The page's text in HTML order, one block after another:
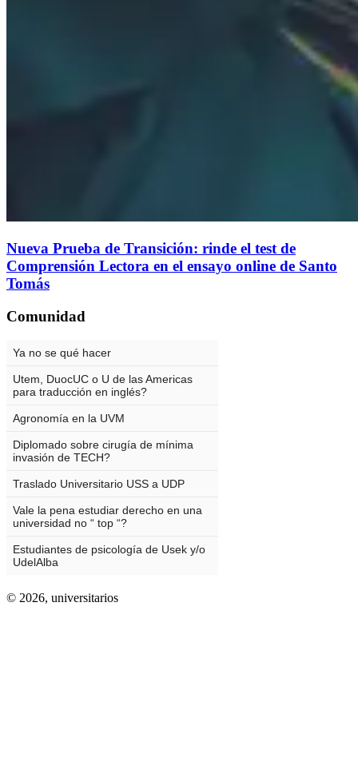
Nueva Prueba de Transición: rinde el test de
Comprensión Lectora en el ensayo online de Santo
Tomás
Comunidad
© 2026, universitarios